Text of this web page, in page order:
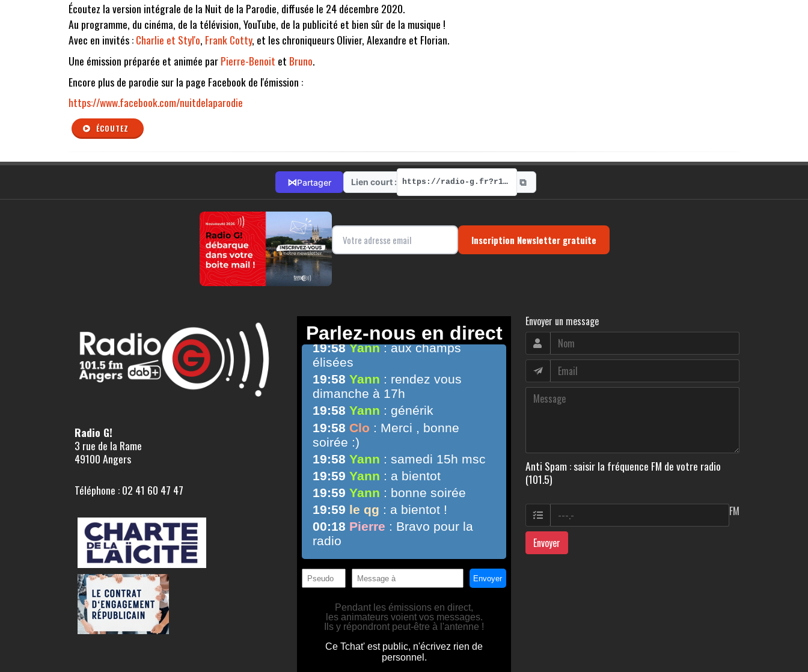
Écoutez la version intégrale de la Nuit de la Parodie, diffusée le 24 décembre 2020.
Au programme, du cinéma, de la télévision, YouTube, de la publicité et bien sûr de la musique !
Avec en invités :Charlie et Styl'o, Frank Cotty, et les chroniqueurs Olivier, Alexandre et Florian.
Une émission préparée et animée parPierre-Benoit et Bruno.
Encore plus de parodie sur la page Facebook de l'émission :
https://www.facebook.com/nuitdelaparodie
ÉCOUTEZ
⋈Partager Lien court : https://radio-g.fr?r136 ⧉
Inscription Newsletter gratuite
Radio G!
3 rue de la Rame
49100 Angers
Téléphone : 02 41 60 47 47
Envoyer un message
Anti Spam : saisir la fréquence FM de votre radio
(101.5)
FM
Envoyer